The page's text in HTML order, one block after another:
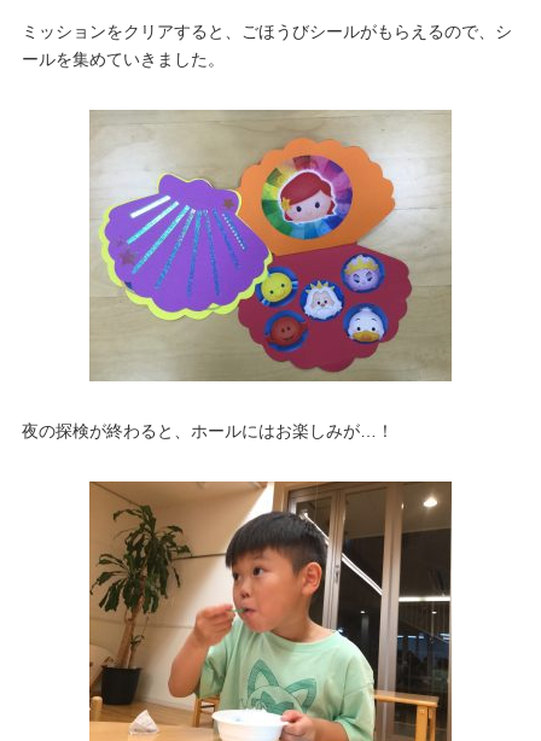
ミッションをクリアすると、ごほうびシールがもらえるので、シ
ールを集めていきました。
夜の探検が終わると、ホールにはお楽しみが…！